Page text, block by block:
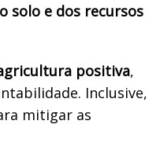
solo e dos recursos
positiva,
Inclusive,
mitigar as